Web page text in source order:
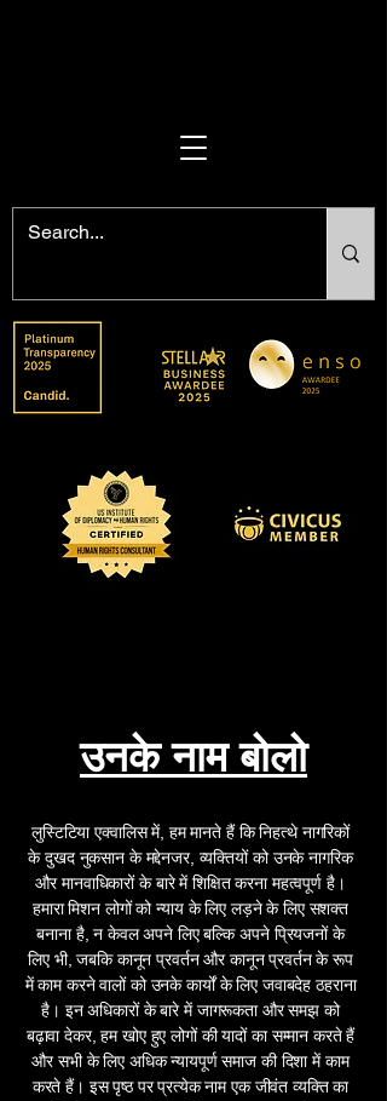
उनके नाम बोलो
लुस्टिटिया एक्वालिस में, हम मानते हैं कि निहत्थे नागरिकों
के दुखद नुकसान के मद्देनजर, व्यक्तियों को उनके नागरिक
और मानवाधिकारों के बारे में शिक्षित करना महत्वपूर्ण है।
हमारा मिशन लोगों को न्याय के लिए लड़ने के लिए सशक्त
बनाना है, न केवल अपने लिए बल्कि अपने प्रियजनों के
लिए भी, जबकि कानून प्रवर्तन और कानून प्रवर्तन के रूप
में काम करने वालों को उनके कार्यों के लिए जवाबदेह ठहराना
है। इन अधिकारों के बारे में जागरूकता और समझ को
बढ़ावा देकर, हम खोए हुए लोगों की यादों का सम्मान करते हैं
और सभी के लिए अधिक न्यायपूर्ण समाज की दिशा में काम
करते हैं। इस पृष्ठ पर प्रत्येक नाम एक जीवंत व्यक्ति का